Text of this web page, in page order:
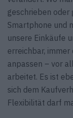
geschrieben
Smartphone und
unsere Einkäufe
erreichbar,
anpassen – vor
arbeitet. Es ist
sich dem
Flexibilität darf